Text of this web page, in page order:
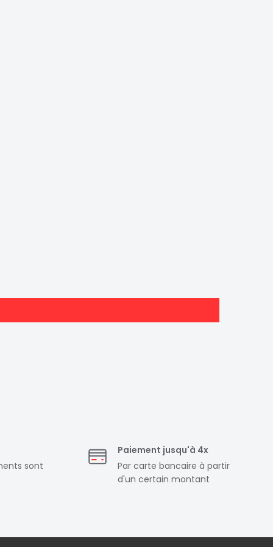
sont
Paiement jusqu'à 4x
Par carte bancaire à partir
d'un certain montant